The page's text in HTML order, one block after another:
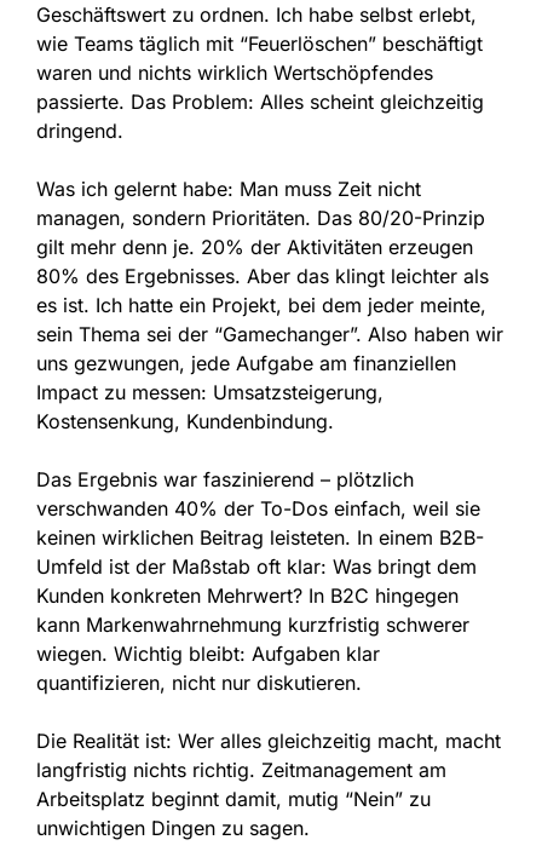
Geschäftswert zu ordnen. Ich habe selbst erlebt,
wie Teams täglich mit “Feuerlöschen” beschäftigt
waren und nichts wirklich Wertschöpfendes
passierte. Das Problem: Alles scheint gleichzeitig
dringend.
Was ich gelernt habe: Man muss Zeit nicht
managen, sondern Prioritäten. Das 80/20-Prinzip
gilt mehr denn je. 20% der Aktivitäten erzeugen
80% des Ergebnisses. Aber das klingt leichter als
es ist. Ich hatte ein Projekt, bei dem jeder meinte,
sein Thema sei der “Gamechanger”. Also haben wir
uns gezwungen, jede Aufgabe am finanziellen
Impact zu messen: Umsatzsteigerung,
Kostensenkung, Kundenbindung.
Das Ergebnis war faszinierend – plötzlich
verschwanden 40% der To-Dos einfach, weil sie
keinen wirklichen Beitrag leisteten. In einem B2B-
Umfeld ist der Maßstab oft klar: Was bringt dem
Kunden konkreten Mehrwert? In B2C hingegen
kann Markenwahrnehmung kurzfristig schwerer
wiegen. Wichtig bleibt: Aufgaben klar
quantifizieren, nicht nur diskutieren.
Die Realität ist: Wer alles gleichzeitig macht, macht
langfristig nichts richtig. Zeitmanagement am
Arbeitsplatz beginnt damit, mutig “Nein” zu
unwichtigen Dingen zu sagen.